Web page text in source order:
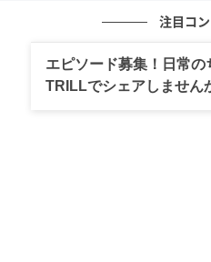
パステルイエロー
注目コ
エピソード募集！日常の
TRILLでシェアしません